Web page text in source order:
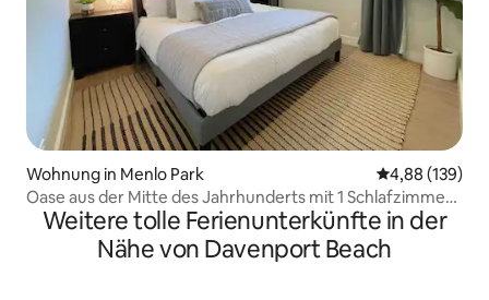
Wohnung in Menlo Park
4,88 (139)
Oase aus der Mitte des Jahrhunderts mit 1 Schlafzimmer
und Kingsize-Bett in der Nähe von Stanford
Weitere tolle Ferienunterkünfte in der
Nähe von Davenport Beach